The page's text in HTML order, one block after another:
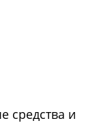
средства и